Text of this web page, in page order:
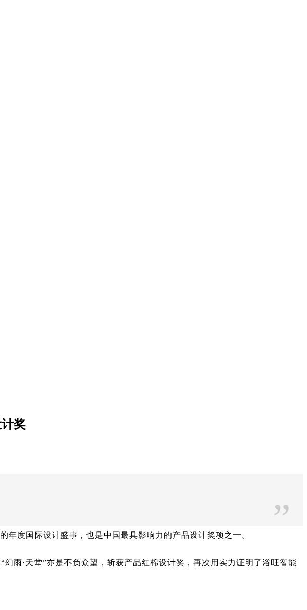
奖
”
度国际设计盛事，也是中国最具影响力的产品设计奖项之一。
雨·天堂”亦是不负众望，斩获产品红棉设计奖，再次用实力证明了浴旺智能